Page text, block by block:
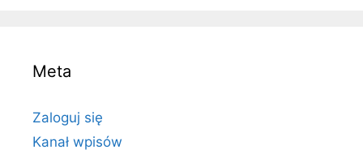
Meta
Zaloguj się
Kanał wpisów